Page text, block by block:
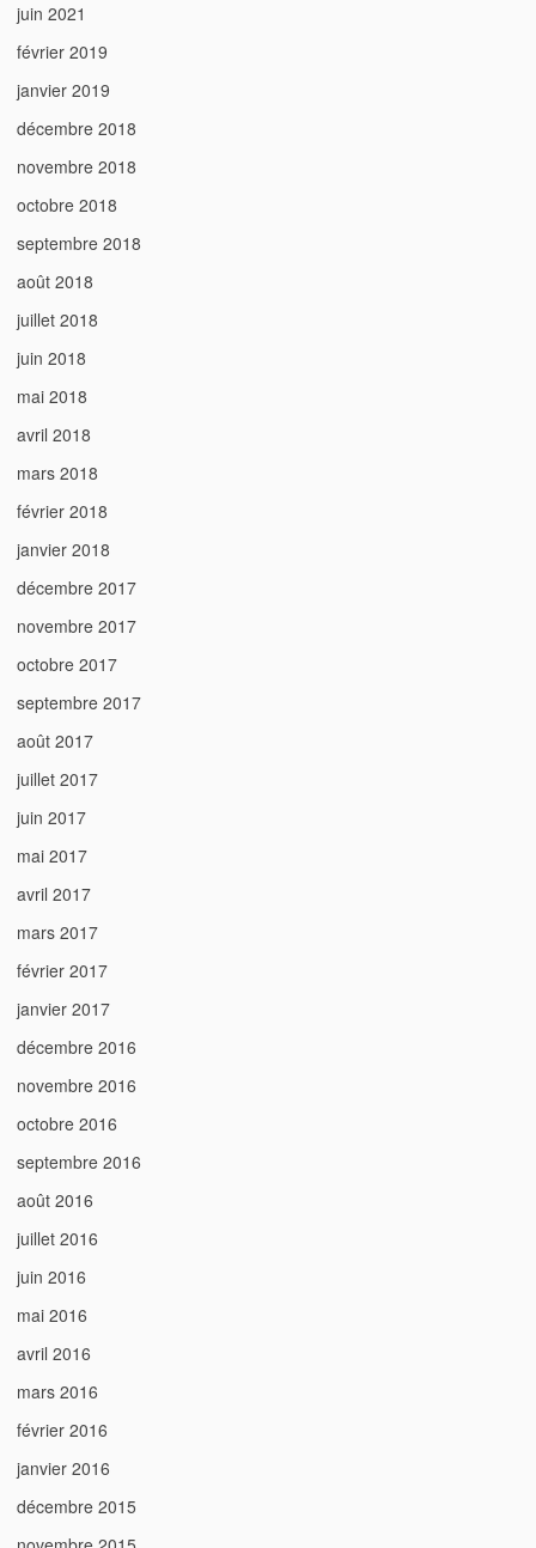
juin 2021
février 2019
janvier 2019
décembre 2018
novembre 2018
octobre 2018
septembre 2018
août 2018
juillet 2018
juin 2018
mai 2018
avril 2018
mars 2018
février 2018
janvier 2018
décembre 2017
novembre 2017
octobre 2017
septembre 2017
août 2017
juillet 2017
juin 2017
mai 2017
avril 2017
mars 2017
février 2017
janvier 2017
décembre 2016
novembre 2016
octobre 2016
septembre 2016
août 2016
juillet 2016
juin 2016
mai 2016
avril 2016
mars 2016
février 2016
janvier 2016
décembre 2015